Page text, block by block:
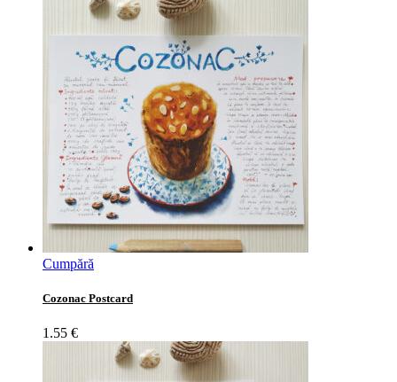
Cumpără
Cozonac Postcard
1.55 €